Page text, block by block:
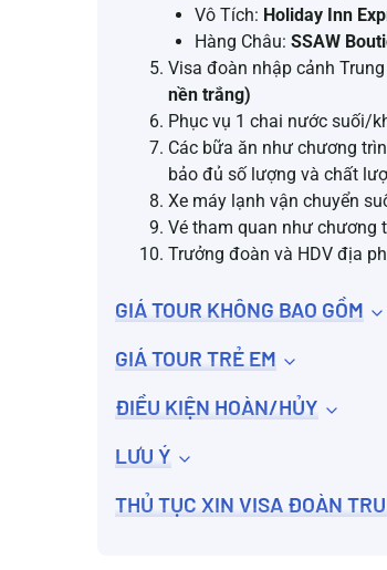
Vô Tích: Holiday Inn
Hàng Châu: SSAW
Visa đoàn nhập cảnh
nền trắng)
Phục vụ 1 chai nước suối/
Các bữa ăn như chương
bảo đủ số lượng và chất
Xe máy lạnh vận chuyển
Vé tham quan như chương
Trưởng đoàn và HDV địa
GIÁ TOUR KHÔNG BAO GỒM
GIÁ TOUR TRẺ EM
ĐIỀU KIỆN HOÀN/HỦY
LƯU Ý
THỦ TỤC XIN VISA ĐOÀN